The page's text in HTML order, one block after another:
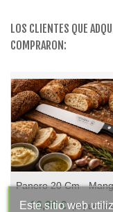
LOS CLIENTES QUE
COMPRARON:
Panero 20 Cm -
Display -
16,90 €
Este sitio web